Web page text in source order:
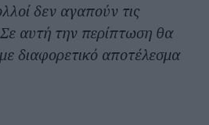
δεν αγαπούν τις
Σε αυτή την περίπτωση θα
διαφορετικό αποτέλεσμα